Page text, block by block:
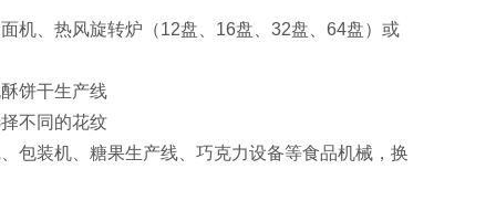
机、热风旋转炉（12盘、16盘、32盘、64盘）或
饼干生产线
不同的花纹
包装机、糖果生产线、巧克力设备等食品机械，换